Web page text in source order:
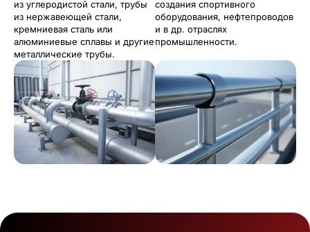
из углеродистой стали, трубы
из нержавеющей стали,
кремниевая сталь или
алюминиевые сплавы и другие
металлические трубы.
создания спортивного
оборудования, нефтепроводов
и в др. отраслях
промышленности.